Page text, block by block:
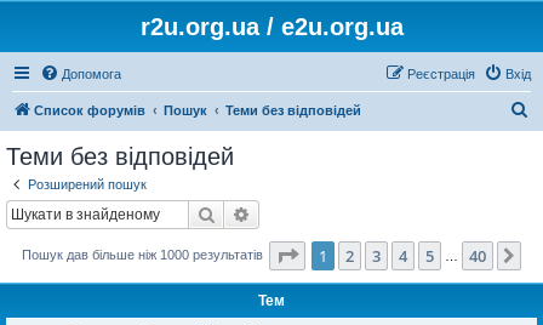
r2u.org.ua / e2u.org.ua
Допомога Вхід
Реєстрація
Список форумів Пошук Теми без відповідей
Теми без відповідей
Розширений пошук
Пошук
Пошук дав більше ніж 1000 результатів Сторінка 1 40
1 2 3 4 5 40
Тем